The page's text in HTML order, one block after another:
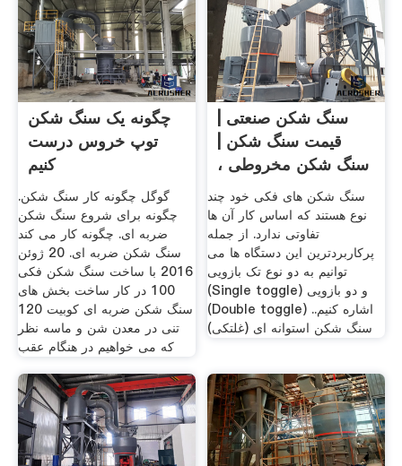
چگونه یک سنگ شکن
توپ خروس درست
کنیم
گوگل چگونه کار سنگ شکن.
چگونه برای شروع سنگ شکن
ضربه ای. چگونه کار می کند
سنگ شکن ضربه ای. 20 ژوئن
2016 با ساخت سنگ شکن فکی
100 در کار ساخت بخش های
سنگ شکن ضربه ای کوبیت 120
تنی در معدن شن و ماسه نظر
که می خواهیم در هنگام عقب
سنگ شکن صنعتی |
قیمت سنگ شکن |
سنگ شکن مخروطی ،
چکشی ، فکی
سنگ شکن های فکی خود چند
نوع هستند که اساس کار آن ها
تفاوتی ندارد. از جمله
پرکاربردترین این دستگاه ها می
توانیم به دو نوع تک بازویی
(Single toggle) و دو بازویی
(Double toggle) اشاره کنیم..
سنگ ‌شکن استوانه ‌ای (غلتکی)